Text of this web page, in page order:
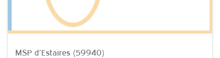
MSP d’Estaires (59940)